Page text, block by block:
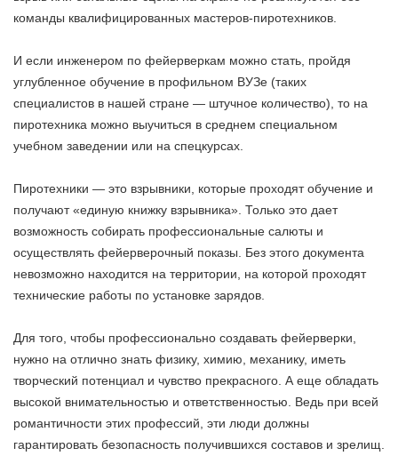
команды квалифицированных мастеров-пиротехников.
И если инженером по фейерверкам можно стать, пройдя
углубленное обучение в профильном ВУЗе (таких
специалистов в нашей стране — штучное количество), то на
пиротехника можно выучиться в среднем специальном
учебном заведении или на спецкурсах.
Пиротехники — это взрывники, которые проходят обучение и
получают «единую книжку взрывника». Только это дает
возможность собирать профессиональные салюты и
осуществлять фейерверочный показы. Без этого документа
невозможно находится на территории, на которой проходят
технические работы по установке зарядов.
Для того, чтобы профессионально создавать фейерверки,
нужно на отлично знать физику, химию, механику, иметь
творческий потенциал и чувство прекрасного. А еще обладать
высокой внимательностью и ответственностью. Ведь при всей
романтичности этих профессий, эти люди должны
гарантировать безопасность получившихся составов и зрелищ.